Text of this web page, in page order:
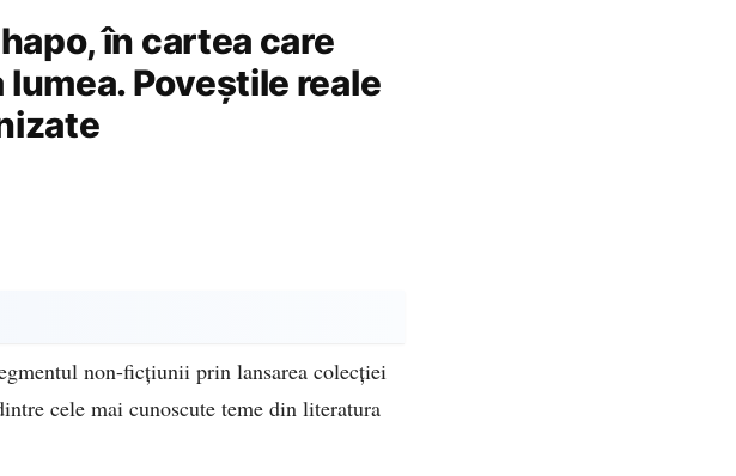
în cartea care
Poveștile reale
non-ficțiunii prin lansarea colecției
cele mai cunoscute teme din literatura